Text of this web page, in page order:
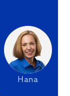
Hana